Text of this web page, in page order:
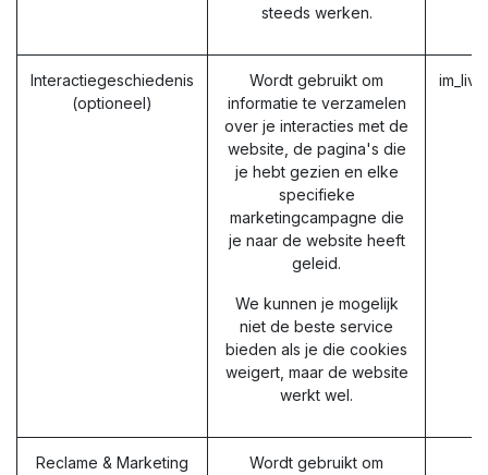
steeds werken.
Interactiegeschiedenis
(optioneel)
Wordt gebruikt om
informatie te verzamelen
over je interacties met de
website, de pagina's die
je hebt gezien en elke
specifieke
marketingcampagne die
je naar de website heeft
geleid.
We kunnen je mogelijk
niet de beste service
bieden als je die cookies
weigert, maar de website
werkt wel.
Reclame & Marketing
Wordt gebruikt om